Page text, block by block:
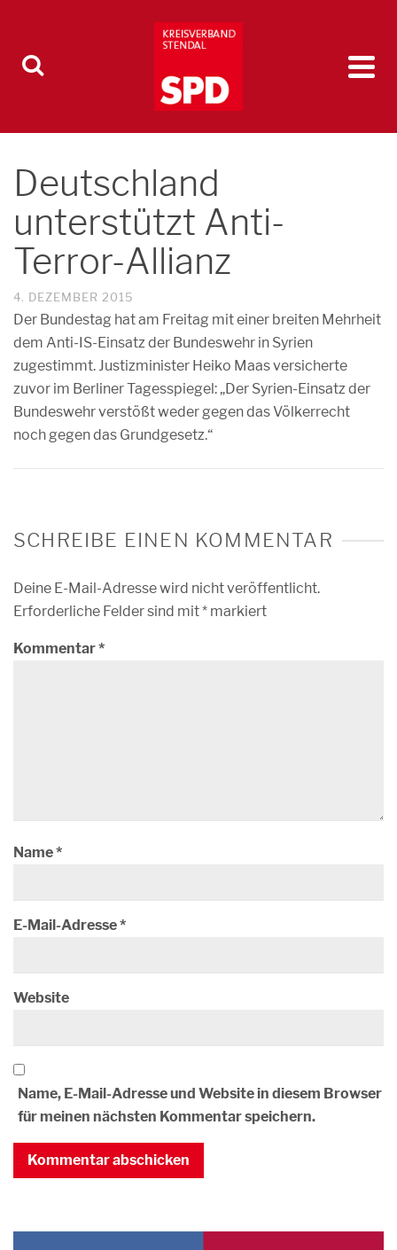
Deutschland
unterstützt Anti-
Terror-Allianz
4. DEZEMBER 2015
Der Bundestag hat am Freitag mit einer breiten Mehrheit
dem Anti-IS-Einsatz der Bundeswehr in Syrien
zugestimmt. Justizminister Heiko Maas versicherte
zuvor im Berliner Tagesspiegel: „Der Syrien-Einsatz der
Bundeswehr verstößt weder gegen das Völkerrecht
noch gegen das Grundgesetz.“
SCHREIBE EINEN KOMMENTAR
Deine E-Mail-Adresse wird nicht veröffentlicht.
Erforderliche Felder sind mit* markiert
Kommentar*
Name*
E-Mail-Adresse*
Website
Name, E-Mail-Adresse und Website in diesem Browser
für meinen nächsten Kommentar speichern.